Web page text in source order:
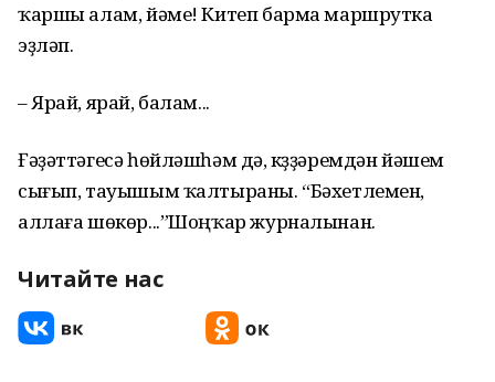
ҡаршы алам, йәме! Китеп барма маршрутка
эҙләп.
– Ярай, ярай, балам...
Ғәҙәттәгесә һөйләшһәм дә, күҙҙәремдән йәшем
сығып, тауышым ҡалтыраны. “Бәхетлемен,
аллаға шөкөр...”Шоңҡар журналынан.
Читайте нас